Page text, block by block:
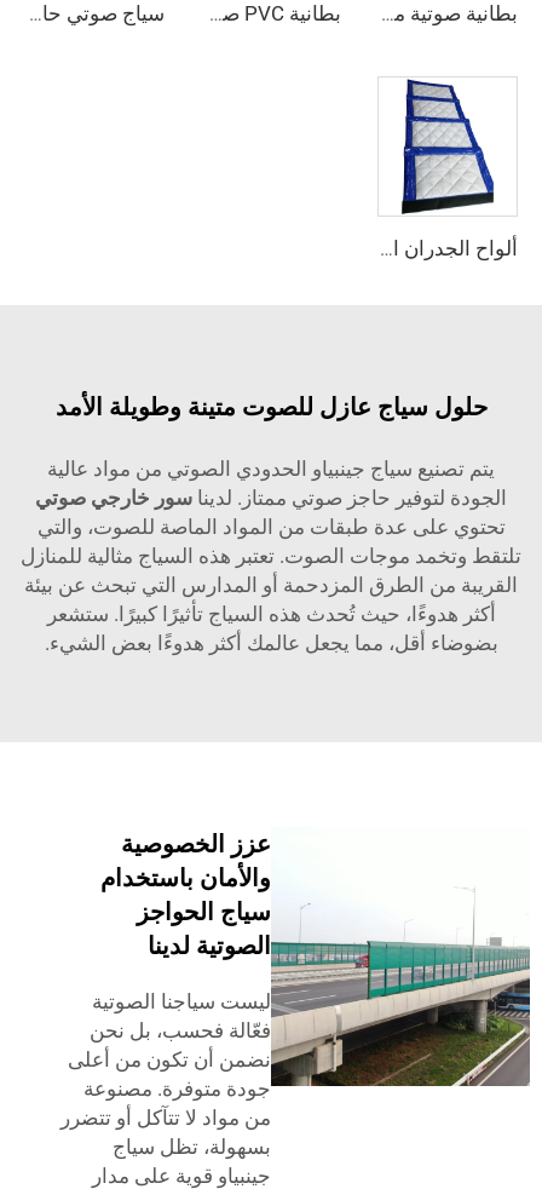
بطانية صوتية متعددة الألوان حاجز الصوت شبكات للحجب ستائر عازلة للصوت بطانية حاجزة للضوضاء بطانية PVC صوتية لعزل الصوت للأستخدام الصناعي والمنزلي ستائر حاجزة للضوضاء لعزل الصوت سياج صوتي حاجز للضوضاء/ سياج ماص للصوت / ألواح صوتية لعزل الضوضاء
ألواح الجدران الخارجية حاجز للضوضاء لعزل الصوت وسياج صوتي للسقالات
حلول سياج عازل للصوت متينة وطويلة الأمد
يتم تصنيع سياج جينبياو الحدودي الصوتي من مواد عالية
الجودة لتوفير حاجز صوتي ممتاز. لديناسور خارجي صوتي
تحتوي على عدة طبقات من المواد الماصة للصوت، والتي
وتخمد موجات الصوت. تعتبر هذه السياج مثالية للمنازل
من الطرق المزدحمة أو المدارس التي تبحث عن بيئة
أكثر هدوءًا، حيث تُحدث هذه السياج تأثيرًا كبيرًا. ستشعر
بضوضاء أقل، مما يجعل عالمك أكثر هدوءًا بعض الشيء.
عزز الخصوصية
والأمان باستخدام
سياج الحواجز
الصوتية لدينا
ليست سياجنا الصوتية
فعّالة فحسب، بل نحن
نضمن أن تكون من أعلى
جودة متوفرة. مصنوعة
من مواد لا تتآكل أو تتضرر
بسهولة، تظل سياج
جينبياو قوية على مدار